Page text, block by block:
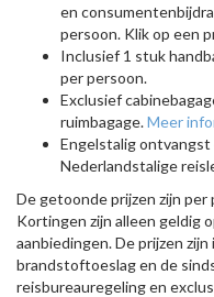
en
persoon. Klik op een
Inclusief 1 stuk
per persoon.
Exclusief
ruimbagage.Meer
Engelstalig
Nederlandstalige
De getoonde prijzen zijn
Kortingen zijn alleen geldig
aanbiedingen. De prijzen
brandstoftoeslag en de
reisbureauregeling en